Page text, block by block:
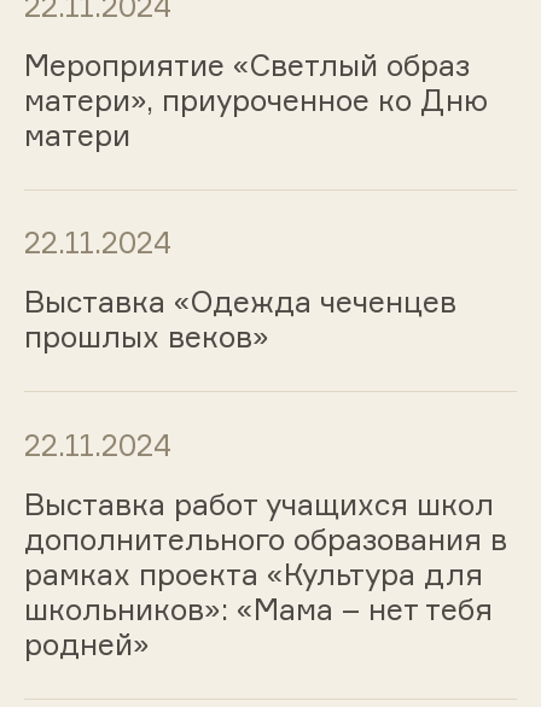
Мероприятие «Светлый образ
матери», приуроченное ко Дню
матери
22.11.2024
Выставка «Одежда чеченцев
прошлых веков»
22.11.2024
Выставка работ учащихся школ
дополнительного образования в
рамках проекта «Культура для
школьников»: «Мама – нет тебя
родней»